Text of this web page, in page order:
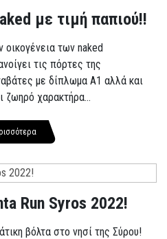
με τιμή παπιού!!
των naked
τις πόρτες της
με δίπλωμα A1 αλλά και
ζωηρό χαρακτήρα...
Run Syros 2022!
βόλτα στο νησί της Σύρου!